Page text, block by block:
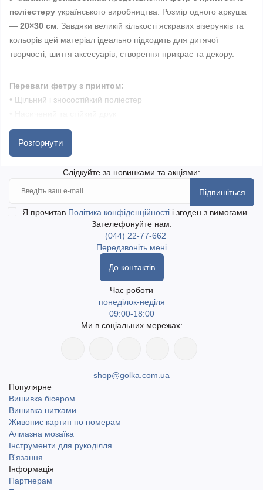
поліестеру українського виробництва. Розмір одного аркуша
— 20×30 см . Завдяки великій кількості яскравих візерунків та
кольорів цей матеріал ідеально підходить для дитячої
творчості, шиття аксесуарів, створення прикрас та декору.
Переваги фетру з принтом:
• Щільний і зносостійкий поліестер
• Добре тримає форму, не обсипається
• Простий у використанні: легко ріжеться, клеїться,
прошивається
• Підходить для аплікацій, іграшок, панно, листівок та інших
Український фетр з принтом стане чудовою основою для
дитячих поробок, розвивальних ігор, тематичних композицій, а
також декору до свят. Це універсальний матеріал, який
дозволяє реалізувати найрізноманітніші творчі ідеї.
Швидка доставка по Україні, включаючи найвіддаленіші
населені пункти. Доступний самовивіз у місті Одеса. Відправка
Новою поштою та Укрпоштою.
Розгорнути
Слідкуйте за новинками та акціями:
Підпишіться
Я прочитав Політика конфіденційності і згоден з вимогами
Зателефонуйте нам:
(044) 22-77-662
Передзвоніть мені
До контактів
Час роботи
понеділок-неділя
09:00-18:00
Ми в соціальних мережах:
shop@golka.com.ua
Популярне
Вишивка бісером
Вишивка нитками
Живопис картин по номерам
Алмазна мозаїка
Інструменти для рукоділля
В'язання
Інформація
Партнерам